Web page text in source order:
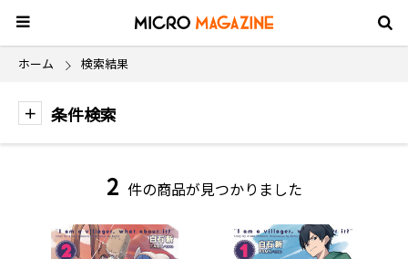
ホーム 検索結果
条件検索
2 件の商品が見つかりました